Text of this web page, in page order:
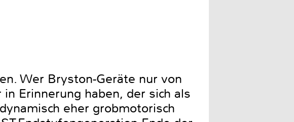
Wer Bryston-Geräte nur von
Erinnerung haben, der sich als
eher grobmotorisch